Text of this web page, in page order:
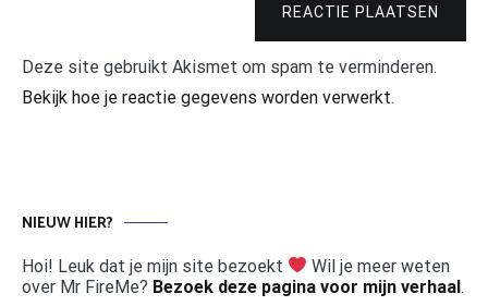
REACTIE PLAATSEN
Deze site gebruikt Akismet om spam te verminderen.
Bekijk hoe je reactie gegevens worden verwerkt.
NIEUW HIER?
Hoi! Leuk dat je mijn site bezoekt
Wil je meer weten
over Mr FireMe? Bezoek deze pagina voor mijn verhaal.